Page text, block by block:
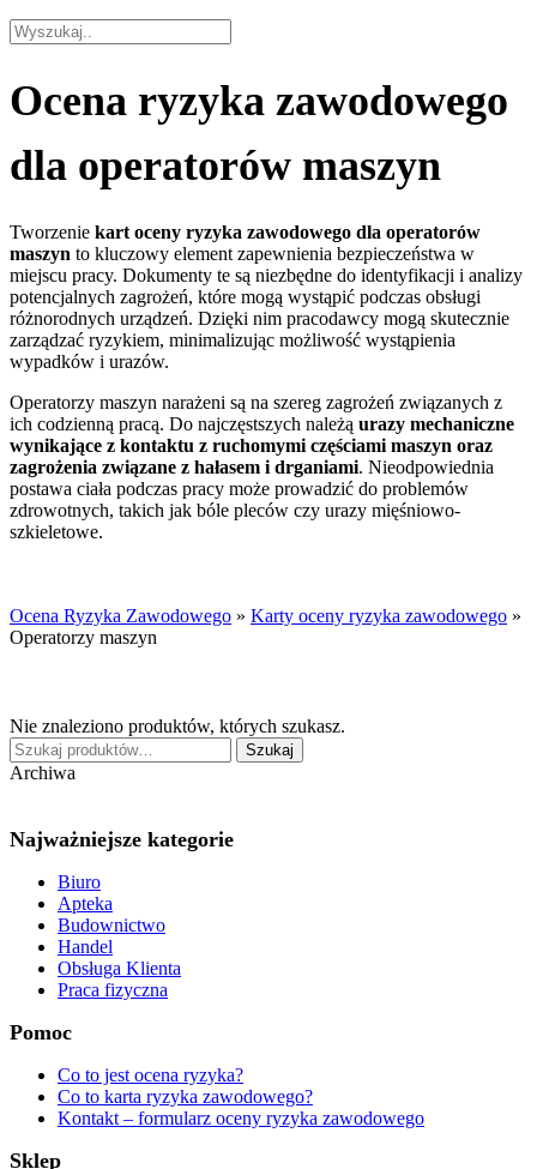
Ocena ryzyka zawodowego
dla operatorów maszyn
Tworzenie kart oceny ryzyka zawodowego dla operatorów
maszyn to kluczowy element zapewnienia bezpieczeństwa w
miejscu pracy. Dokumenty te są niezbędne do identyfikacji i analizy
potencjalnych zagrożeń, które mogą wystąpić podczas obsługi
różnorodnych urządzeń. Dzięki nim pracodawcy mogą skutecznie
zarządzać ryzykiem, minimalizując możliwość wystąpienia
wypadków i urazów.
Operatorzy maszyn narażeni są na szereg zagrożeń związanych z
ich codzienną pracą. Do najczęstszych należą urazy mechaniczne
wynikające z kontaktu z ruchomymi częściami maszyn oraz
zagrożenia związane z hałasem i drganiami. Nieodpowiednia
postawa ciała podczas pracy może prowadzić do problemów
zdrowotnych, takich jak bóle pleców czy urazy mięśniowo-
szkieletowe.
Ocena Ryzyka Zawodowego » Karty oceny ryzyka zawodowego »
Operatorzy maszyn
Nie znaleziono produktów, których szukasz.
Szukaj:
Szukaj
Archiwa
Najważniejsze kategorie
Biuro
Apteka
Budownictwo
Handel
Obsługa Klienta
Praca fizyczna
Pomoc
Co to jest ocena ryzyka?
Co to karta ryzyka zawodowego?
Kontakt – formularz oceny ryzyka zawodowego
Sklep